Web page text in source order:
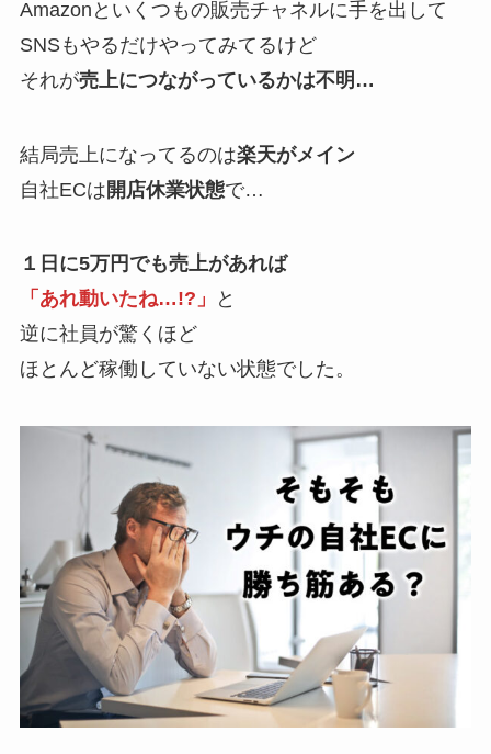
Amazonといくつもの販売チャネルに手を出して
SNSもやるだけやってみてるけど
それが売上につながっているかは不明…
結局売上になってるのは楽天がメイン
自社ECは 開店休業状態で…
１日に5万円でも売上があれば
「あれ動いたね…!?」
と
逆に社員が驚くほど
ほとんど稼働していない状態でした。